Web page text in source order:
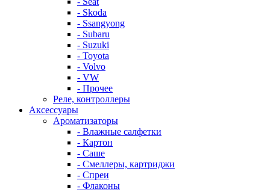
- Skoda
- Ssangyong
- Subaru
- Suzuki
- Toyota
- Volvo
- VW
- Прочее
Реле, контроллеры
Аксессуары
Ароматизаторы
- Влажные салфетки
- Картон
- Саше
- Смеллеры, картриджи
- Спреи
- Флаконы